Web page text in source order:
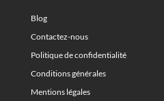
Blog
Contactez-nous
Politique de confidentialité
Conditions générales
Mentions légales